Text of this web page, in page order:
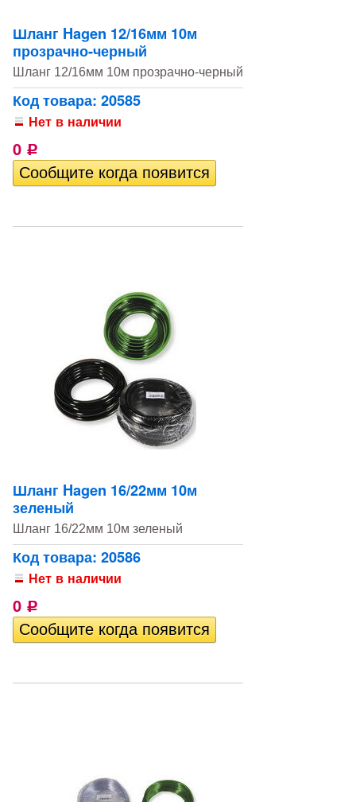
Шланг Hagen 12/16мм 10м
прозрачно-черный
Шланг 12/16мм 10м прозрачно-черный
Код товара: 20585
Нет в наличии
0 Р
Шланг Hagen 16/22мм 10м
зеленый
Шланг 16/22мм 10м зеленый
Код товара: 20586
Нет в наличии
0 Р